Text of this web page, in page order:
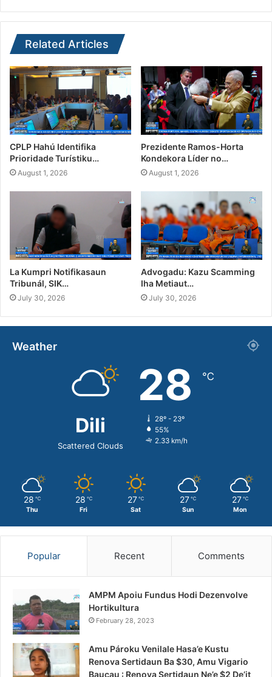
Related Articles
CPLP Hahú Identifika
Prioridade Turístiku…
August 1, 2026
Prezidente Ramos-Horta
Kondekora Líder no…
August 1, 2026
La Kumpri Notifikasaun
Tribunál, SIK…
July 30, 2026
Advogadu: Kazu Scamming
Iha Metiaut…
July 30, 2026
Weather
Dili
Scattered Clouds
28 ℃
28º - 23º
55%
2.33 km/h
28 ℃
Thu
28 ℃
Fri
27 ℃
Sat
27 ℃
Sun
27 ℃
Mon
Popular Recent Comments
AMPM Apoiu Fundus Hodi Dezenvolve
Hortikultura
February 28, 2023
Amu Pároku Venilale Hasa’e Kustu
Renova Sertidaun Ba $30, Amu Vigario
Baucau : Renova Sertidaun Ne’e $2 De’it